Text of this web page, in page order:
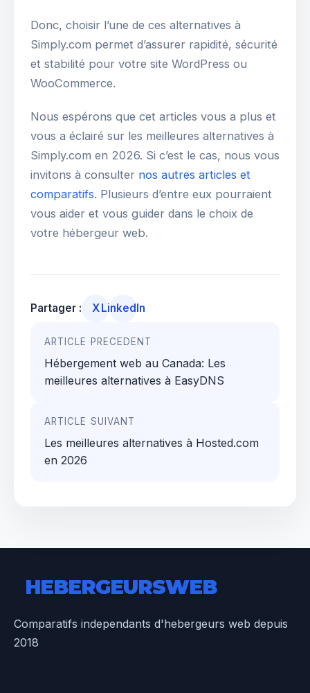
Donc, choisir l’une de ces alternatives à
Simply.com permet d’assurer rapidité, sécurité
et stabilité pour votre site WordPress ou
WooCommerce.
Nous espérons que cet articles vous a plus et
vous a éclairé sur les meilleures alternatives à
Simply.com en 2026. Si c’est le cas, nous vous
invitons à consulter nos autres articles et
comparatifs. Plusieurs d’entre eux pourraient
vous aider et vous guider dans le choix de
votre hébergeur web.
Partager : X LinkedIn
Navigation
de
l’article
ARTICLE PRECEDENT
Hébergement web au Canada: Les
meilleures alternatives à EasyDNS
ARTICLE SUIVANT
Les meilleures alternatives à Hosted.com
en 2026
HEBERGEURSWEB
Comparatifs independants d'hebergeurs web depuis
2018